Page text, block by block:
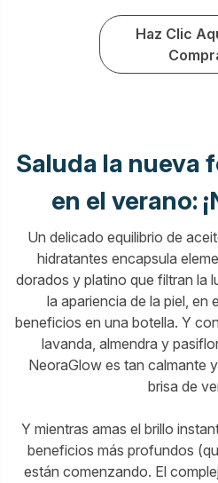
Haz Clic
Saluda la nueva
en el verano:
Un delicado equilibrio de
hidratantes encapsula
dorados y platino que filtran la
la apariencia de la piel, en
beneficios en una botella. Y
lavanda, almendra y
NeoraGlow es tan calmante
brisa de
Y mientras amas el brillo
beneficios más profundos
están comenzando. El